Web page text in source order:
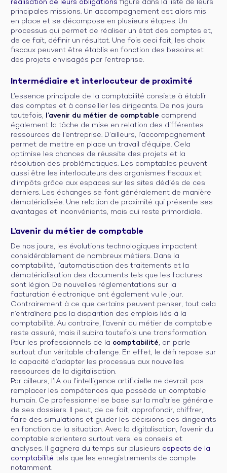
réalisation de leurs obligations figure dans la liste de leurs
principales missions. Un accompagnement est alors mis
en place et se décompose en plusieurs étapes. Un
processus qui permet de réaliser un état des comptes et,
de ce fait, définir un résultat. Une fois ceci fait, les choix
fiscaux peuvent être établis en fonction des besoins et
des projets envisagés par l’entreprise.
Intermédiaire et interlocuteur de proximité
L’essence principale de la comptabilité consiste à établir
des comptes et à conseiller les dirigeants. De nos jours
toutefois, l’avenir du métier de comptable comprend
également la tâche de mise en relation des différentes
ressources de l’entreprise. D’ailleurs, l’accompagnement
permet de mettre en place un travail d’équipe. Cela
optimise les chances de réussite des projets et la
résolution des problématiques. Les comptables peuvent
aussi être les interlocuteurs des organismes fiscaux et
d’impôts grâce aux espaces sur les sites dédiés de ces
derniers. Les échanges se font généralement de manière
dématérialisée. Une relation de proximité qui présente ses
avantages et inconvénients, mais qui reste primordiale.
L’avenir du métier de comptable
De nos jours, les évolutions technologiques impactent
considérablement de nombreux métiers. Dans la
comptabilité, l’automatisation des traitements et la
dématérialisation des documents tels que les factures
sont légion. De nouvelles réglementations sur la
facturation électronique ont également vu le jour.
Contrairement à ce que certains peuvent penser, tout cela
n’entraînera pas la disparition des emplois liés à la
comptabilité. Au contraire, l’avenir du métier de comptable
reste assuré, mais il subira toutefois une transformation.
Pour les professionnels de la comptabilité, on parle
surtout d’un véritable challenge. En effet, le défi repose sur
la capacité d’adapter les processus aux nouvelles
ressources de la digitalisation.
Par ailleurs, l’IA ou l’intelligence artificielle ne devrait pas
remplacer les compétences que possède un comptable
humain. Ce professionnel se base sur la maîtrise générale
de ses dossiers. Il peut, de ce fait, approfondir, chiffrer,
faire des simulations et guider les décisions des dirigeants
en fonction de la situation. Avec la digitalisation, l’avenir du
comptable s’orientera surtout vers les conseils et
analyses. Il gagnera du temps sur plusieurs aspects de la
comptabilité tels que les enregistrements de compte
notamment.